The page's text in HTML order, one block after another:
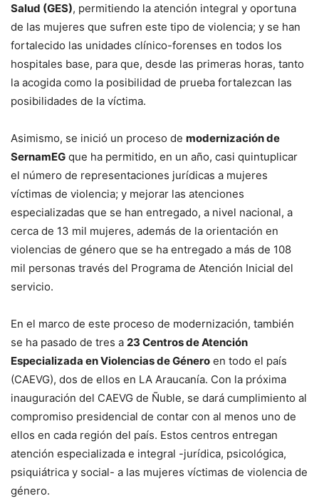
Salud (GES), permitiendo la atención integral y oportuna
de las mujeres que sufren este tipo de violencia; y se han
fortalecido las unidades clínico-forenses en todos los
hospitales base, para que, desde las primeras horas, tanto
la acogida como la posibilidad de prueba fortalezcan las
posibilidades de la víctima.
Asimismo, se inició un proceso de modernización de
SernamEG que ha permitido, en un año, casi quintuplicar
el número de representaciones jurídicas a mujeres
víctimas de violencia; y mejorar las atenciones
especializadas que se han entregado, a nivel nacional, a
cerca de 13 mil mujeres, además de la orientación en
violencias de género que se ha entregado a más de 108
mil personas través del Programa de Atención Inicial del
servicio.
En el marco de este proceso de modernización, también
se ha pasado de tres a 23 Centros de Atención
Especializada en Violencias de Género en todo el país
(CAEVG), dos de ellos en LA Araucanía. Con la próxima
inauguración del CAEVG de Ñuble, se dará cumplimiento al
compromiso presidencial de contar con al menos uno de
ellos en cada región del país. Estos centros entregan
atención especializada e integral -jurídica, psicológica,
psiquiátrica y social- a las mujeres víctimas de violencia de
género.